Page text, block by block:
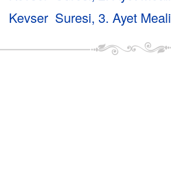
Kevser Suresi, 3. Ayet Meali